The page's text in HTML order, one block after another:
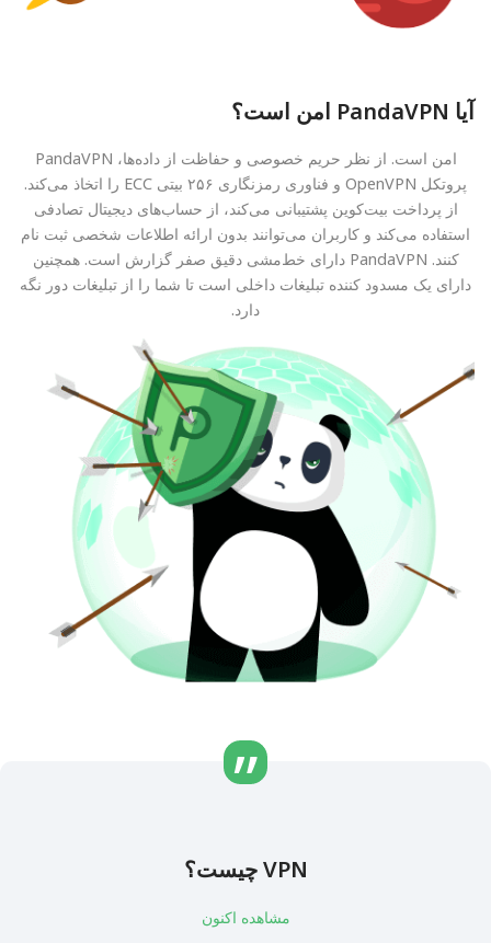
آیا PandaVPN امن است؟
امن است. از نظر حریم خصوصی و حفاظت از داده‌ها، PandaVPN
پروتکل OpenVPN و فناوری رمزنگاری ۲۵۶ بیتی ECC را اتخاذ می‌کند.
از پرداخت بیت‌کوین پشتیبانی می‌کند، از حساب‌های دیجیتال تصادفی
استفاده می‌کند و کاربران می‌توانند بدون ارائه اطلاعات شخصی ثبت نام
کنند. PandaVPN دارای خط‌مشی دقیق صفر گزارش است. همچنین
دارای یک مسدود کننده تبلیغات داخلی است تا شما را از تبلیغات دور نگه
دارد.
VPN چیست؟
مشاهده اکنون